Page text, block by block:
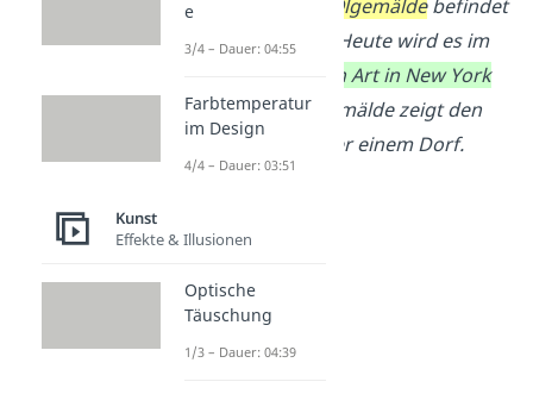
Zentimeter
große Ölgemäldebefindet
sich auf Leinwand. Heute wird es im
Museum of Modern Art in New York
ausgestellt. Das Gemälde zeigt den
Sternenhimmel über einem Dorf.
e
3/4 – Dauer: 04:55
Farbtemperatur
im Design
4/4 – Dauer: 03:51
Kunst
Effekte & Illusionen
Optische
Täuschung
1/3 – Dauer: 04:39